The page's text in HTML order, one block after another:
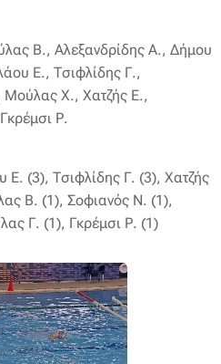
Β., Αλεξανδρίδης Α., Δήμου
Ε., Τσιφλίδης Γ.,
Χ., Χατζής Ε.,
Ρ.
Ε. (3), Τσιφλίδης Γ. (3), Χατζής
Β. (1), Σοφιανός Ν. (1),
Γ. (1), Γκρέμσι Ρ. (1)